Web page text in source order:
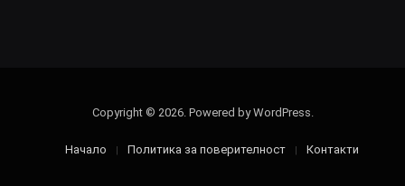
Copyright © 2026. Powered by WordPress.
Начало Политика за поверителност Контакти